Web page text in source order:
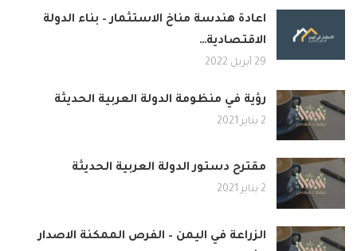
اعادة هندسة مناخ الاستثمار – بناء الدولة
الاقتصادية…
29 أبريل 2022
رؤية في منظومة الدولة العربية الحديثة
2 يناير 2021
مقترح دستور الدولة العربية الحديثة
2 يناير 2021
الزراعة في اليمن – الفرص الممكنة الاصدار